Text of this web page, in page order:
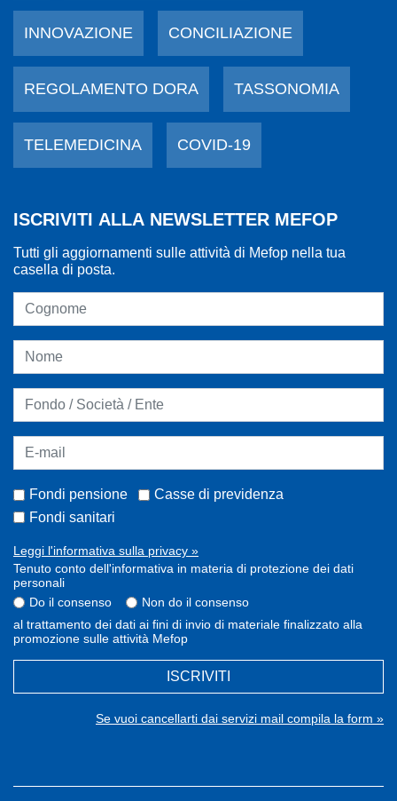
INNOVAZIONE CONCILIAZIONE
REGOLAMENTO DORA TASSONOMIA
TELEMEDICINA COVID-19
ISCRIVITI ALLA NEWSLETTER MEFOP
Tutti gli aggiornamenti sulle attività di Mefop nella tua
casella di posta.
Fondi pensione
Casse di previdenza
Fondi sanitari
Leggi l'informativa sulla privacy »
Tenuto conto dell'informativa in materia di protezione dei dati
personali
Do il consenso
Non do il consenso
al trattamento dei dati ai fini di invio di materiale finalizzato alla
promozione sulle attività Mefop
ISCRIVITI
Se vuoi cancellarti dai servizi mail compila la form »